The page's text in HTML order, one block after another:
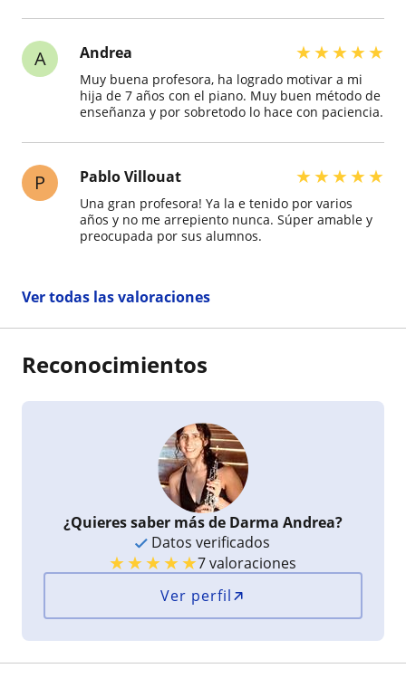
A Andrea ★★★★★
Muy buena profesora, ha logrado motivar a mi
hija de 7 años con el piano. Muy buen método de
enseñanza y por sobretodo lo hace con paciencia.
P Pablo Villouat ★★★★★
Una gran profesora! Ya la e tenido por varios
años y no me arrepiento nunca. Súper amable y
preocupada por sus alumnos.
Ver todas las valoraciones
Reconocimientos
¿Quieres saber más de Darma Andrea?
Datos verificados
★★★★★7 valoraciones
Ver perfil